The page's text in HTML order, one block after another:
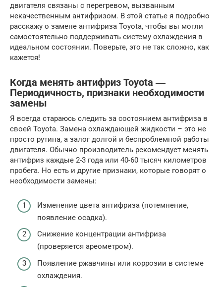
двигателя связаны с перегревом, вызванным
некачественным антифризом. В этой статье я подробно
расскажу о замене антифриза Toyota, чтобы вы могли
самостоятельно поддерживать систему охлаждения в
идеальном состоянии. Поверьте, это не так сложно, как
кажется!
Когда менять антифриз Toyota ―
Периодичность, признаки необходимости
замены
Я всегда стараюсь следить за состоянием антифриза в
своей Toyota. Замена охлаждающей жидкости – это не
просто рутина, а залог долгой и беспроблемной работы
двигателя. Обычно производитель рекомендует менять
антифриз каждые 2-3 года или 40-60 тысяч километров
пробега. Но есть и другие признаки, которые говорят о
необходимости замены:
Изменение цвета антифриза (потемнение,
появление осадка).
Снижение концентрации антифриза
(проверяется ареометром).
Появление ржавчины или коррозии в системе
охлаждения.